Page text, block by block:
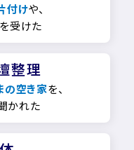
付けや、
受けた
整理
の空き家を、
かれた